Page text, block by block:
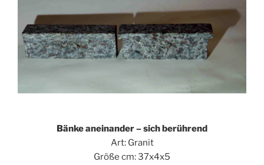
Bänke aneinander – sich berührend
Art: Granit
Größe cm: 37x4x5